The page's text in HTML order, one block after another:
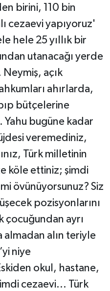
birini, 110 bin
cezaevi yapıyoruz'
hele 25 yıllık bir
utanacağı yerde
açık
ahırlarda,
bütçelerine
Yahu bugüne kadar
veremediniz,
Türk milletinin
köle ettiniz; şimdi
övünüyorsunuz? Siz
pozisyonlarını
çocuğundan ayrı
almadan alın teriyle
niye
okul, hastane,
cezaevi... Türk